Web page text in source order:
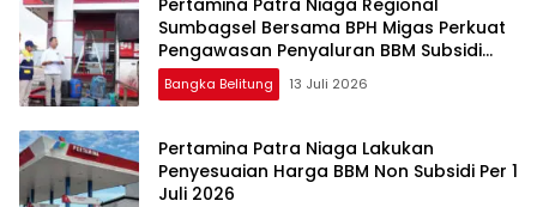
Sumbagsel Bersama BPH Migas Perkuat
Pengawasan Penyaluran BBM Subsidi
bagi Nelayan melalui Aplikasi XSTAR
Bangka Belitung 13 Juli 2026
Pertamina Patra Niaga Lakukan
Penyesuaian Harga BBM Non Subsidi Per 1
Juli 2026